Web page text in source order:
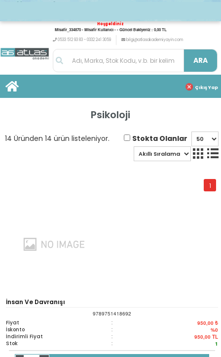
Hoşgeldiniz
Misafir_334870 - Misafir Kullanıcı - - Güncel Bakiyeniz : 0,00 TL
0533 512 93 83 - 0332 241 3059
bilgi@atlasakademiyayin.com
ARA
Çıkış Yap
Psikoloji
14 Üründen 14 ürün listeleniyor. Stokta Olanlar
1
İnsan Ve Davranışı
9789751418692
Fiyat : 950,00 ₺
İskonto : %0
İndirimli Fiyat : 950,00 TL
Stok : 1